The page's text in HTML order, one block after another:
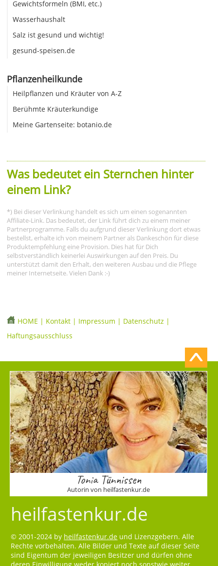
Gewichtsformeln (BMI, etc.)
Wasserhaushalt
Salz ist gesund und wichtig!
gesund-speisen.de
Pflanzenheilkunde
Heilpflanzen und Kräuter von A-Z
Berühmte Kräuterkundige
Meine Gartenseite: botanio.de
Was bedeutet ein Sternchen hinter
einem Link?
*) Bei dieser Verlinkung handelt es sich um einen sogenannten
Affiliate-Link. Das bedeutet, der Link führt dich zu einem meiner
Partnerprogramme. Falls du aufgrund dieser Verlinkung dort etwas
bestellst, erhalte ich von meinem Partner als Dankeschön für diese
Produktempfehlung eine Provision. Dies hat für Dich
selbstverständlich keinerlei Auswirkungen auf den Preis. Du
unterstützt damit den Erhalt, den weiteren Ausbau und die Pflege
meiner Internetseite. Vielen Dank :-)
HOME | Kontakt | Impressum | Datenschutz |
Haftungsausschluss
Tonia Tünnissen
Autorin von heilfastenkur.de
heilfastenkur.de
© 2001-2024 by heilfastenkur.de und Lizenzgebern. Alle
Rechte vorbehalten. Alle Bilder und Texte auf dieser Seite
sind Eigentum der jeweiligen Besitzer und dürfen ohne
deren Einwilligung weder kopiert noch sonstwie weiter